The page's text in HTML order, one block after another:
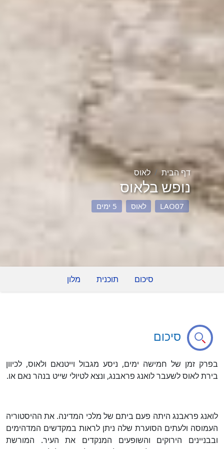
דף הבית לאוס
נופש בלאוס
LAO07 לאוס 5 ימים
סיכום תוכנית מלון
סיכום
בפרק זמן של חמישה ימים, ניסע מגבול וייטנאם ולאוס, לכיוון
בירת לאוס לשעבר לואנג פראבנג, ונצא לטיולי שייט בנהר נאם או.
לואנג פראבנג היתה פעם ביתם של מלכי המדינה. את ההיסטוריה
העמוסה ולעתים הסוערת שלה ניתן לראות במקדשים המדהימים
ובבניינים הירוקים והשופעים המנקדים את העיר. המורשת